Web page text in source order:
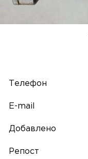
Телефон
E-mail
Добавлено
Репост